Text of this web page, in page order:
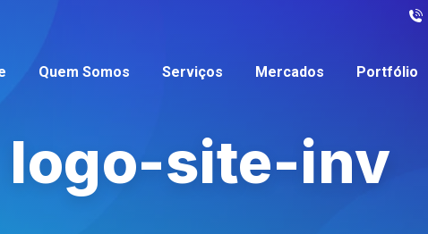
Quem Somos Serviços Mercados Portfólio
logo-site-inv